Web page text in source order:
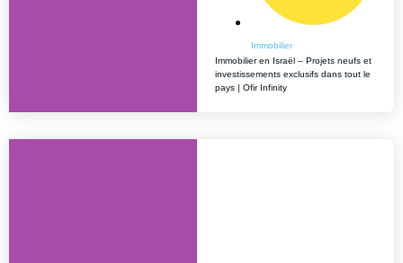
Immobilier
Immobilier en Israël – Projets neufs et
investissements exclusifs dans tout le
pays | Ofir Infinity